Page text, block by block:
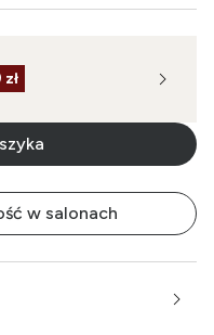
w salonach